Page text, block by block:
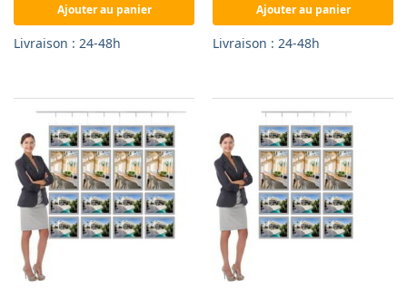
Ajouter au panier
Livraison : 24-48h
Ajouter au panier
Livraison : 24-48h